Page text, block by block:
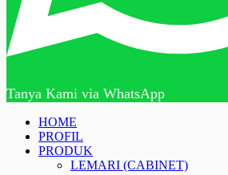
Tanya Kami via WhatsApp
HOME
PROFIL
PRODUK
LEMARI (CABINET)